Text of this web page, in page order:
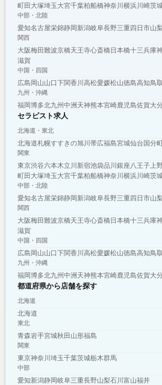
町田大塚埼玉大宮千葉柏船橋神奈川 横浜川崎茨
中部・北陸
愛知名古屋栄錦静岡新潟岐阜長野三重四日市山梨
関西
大阪梅田難波京橋天王寺心斎橋日本橋十三兵庫
滋賀
中国・四国
広島 岡山山口下関香川 高松愛媛松山徳島高知鳥取
九州・沖縄
福岡博多北九州中洲 天神熊本宮崎鹿児島佐賀大
セラピスト求人
北海道・東北
北海道札幌すすきの旭川 帯広福島宮城仙台 国分
関東
東京渋谷六本木立川 新宿池袋品川 銀座八王子上
町田大塚埼玉大宮千葉柏船橋神奈川 横浜川崎茨
中部・北陸
愛知名古屋栄錦静岡新潟岐阜長野三重四日市山梨
関西
大阪梅田難波京橋天王寺心斎橋日本橋十三兵庫
滋賀
中国・四国
広島 岡山山口下関香川 高松愛媛松山徳島高知鳥取
九州・沖縄
福岡博多北九州中洲 天神熊本宮崎鹿児島佐賀大
都道府県から店舗を探す
北海道
北海道
東北
青森岩手宮城秋田 山形福島
関東
東京神奈川 埼玉千葉茨城栃木群馬
中部
愛知新潟静岡岐阜三重長野山梨石川 富山福井